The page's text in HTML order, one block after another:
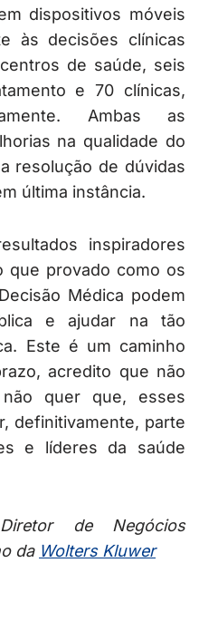
dispositivos móveis
às decisões clínicas
de saúde, seis
e 70 clínicas,
Ambas as
na qualidade do
resolução de dúvidas
última instância.
inspiradores
que provado como os
Médica podem
e ajudar na tão
Este é um caminho
acredito que não
quer que, esses
definitivamente, parte
e líderes da saúde
de Negócios
da Wolters Kluwer